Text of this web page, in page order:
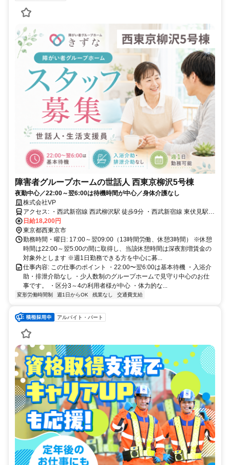
障害者グループホームの世話人 西東京柳沢5号棟
夜勤中心／22:00～翌6:00は待機時間が中心／身体介護なし
株式会社VP
アクセス: ・西武新宿線 西武柳沢駅 徒歩9分 ・西武新宿線 東伏見駅
徒歩21分 車・バイク通勤不可／敷地内駐車場なし ※こちらのユニッ
トは電車通勤または自転車通勤のみとなります。 ※家の前にはスペ
ースがありますが、敷地内ではないため、自転車を置かれる際は自己
責任でお願いいたします。 通勤しやすい立地です
日給18,200円
東京都西東京市
勤務時間・曜日: 17:00～翌09:00（13時間労働、休憩3時間） ※休憩
時間は22:00～翌5:00の間に取得し、当該休憩時間は深夜割増賃金の
対象外とします ※週1日勤務できる方を中心に募...
仕事内容: この仕事のポイント ・22:00〜翌6:00は基本待機 ・入浴介
助・排泄介助なし ・少人数制のグループホームで見守り中心のお仕
事です。 ・区分3～4の利用者様が中心 ・体力的な...
変形労働時間制 週1日からOK 残業なし 交通費支給
アルバイト・パート